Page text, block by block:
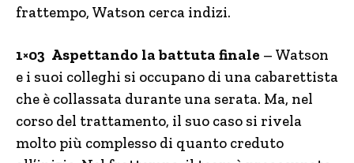
frattempo, Watson cerca indizi.
1×03 Aspettando la battuta finale – Watson
e i suoi colleghi si occupano di una cabarettista
che è collassata durante una serata. Ma, nel
corso del trattamento, il suo caso si rivela
molto più complesso di quanto creduto